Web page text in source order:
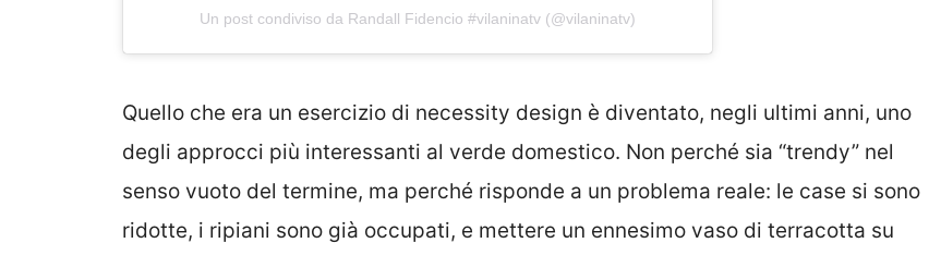
Un post condiviso da Randall Fidencio #vilaninatv (@vilaninatv)
Quello che era un esercizio di necessity design è diventato, negli ultimi anni, uno
degli approcci più interessanti al verde domestico. Non perché sia “trendy” nel
senso vuoto del termine, ma perché risponde a un problema reale: le case si sono
ridotte, i ripiani sono già occupati, e mettere un ennesimo vaso di terracotta su